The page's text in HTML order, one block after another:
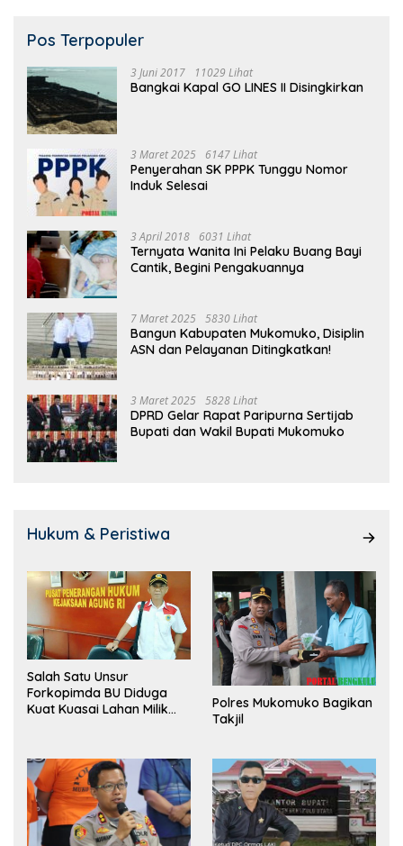
Pos Terpopuler
3 Juni 2017 11029 Lihat
Bangkai Kapal GO LINES II Disingkirkan
3 Maret 2025 6147 Lihat
Penyerahan SK PPPK Tunggu Nomor
Induk Selesai
3 April 2018 6031 Lihat
Ternyata Wanita Ini Pelaku Buang Bayi
Cantik, Begini Pengakuannya
7 Maret 2025 5830 Lihat
Bangun Kabupaten Mukomuko, Disiplin
ASN dan Pelayanan Ditingkatkan!
3 Maret 2025 5828 Lihat
DPRD Gelar Rapat Paripurna Sertijab
Bupati dan Wakil Bupati Mukomuko
Hukum & Peristiwa
Salah Satu Unsur
Forkopimda BU Diduga
Kuat Kuasai Lahan Milik
Polres Mukomuko Bagikan
Takjil